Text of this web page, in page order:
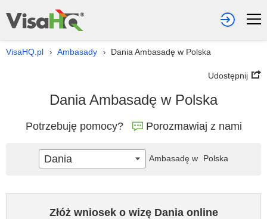
VisaHQ.pl › Ambasady › Dania Ambasadę w Polska
Udostępnij
Dania Ambasadę w Polska
Potrzebuję pomocy? Porozmawiaj z nami
Złóż wniosek o wizę Dania online
Dania Ambasadę w Polska